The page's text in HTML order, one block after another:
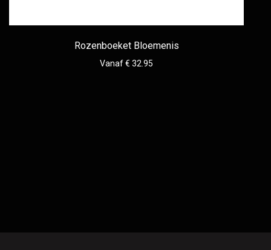
Rozenboeket Bloemenis
Vanaf € 32.95